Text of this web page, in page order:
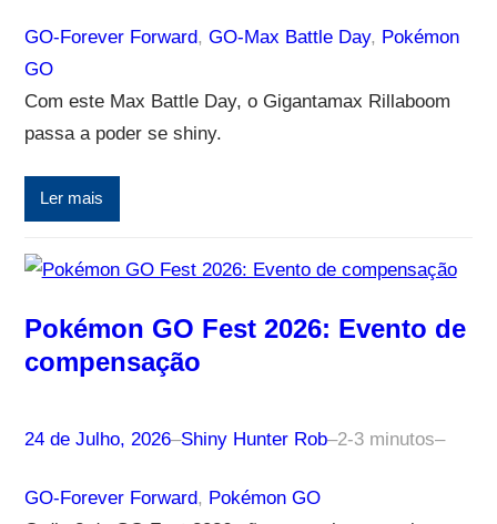
GO-Forever Forward, GO-Max Battle Day, Pokémon
GO
Com este Max Battle Day, o Gigantamax Rillaboom
passa a poder se shiny.
Ler mais
Pokémon GO Fest 2026: Evento de
compensação
24 de Julho, 2026–Shiny Hunter Rob–2-3 minutos–
GO-Forever Forward, Pokémon GO